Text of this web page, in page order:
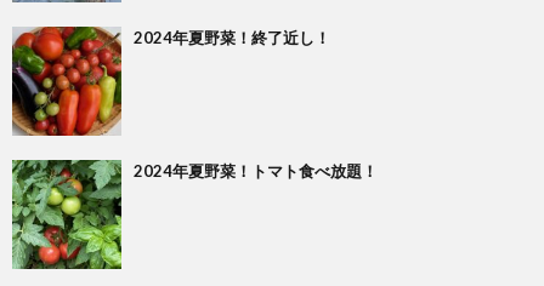
2024年夏野菜！終了近し！
2024年夏野菜！トマト食べ放題！